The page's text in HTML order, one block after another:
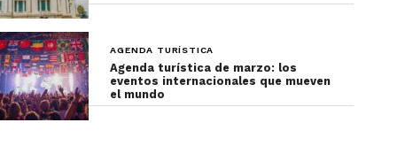
AGENDA TURÍSTICA
Agenda turística de marzo: los
eventos internacionales que mueven
el mundo